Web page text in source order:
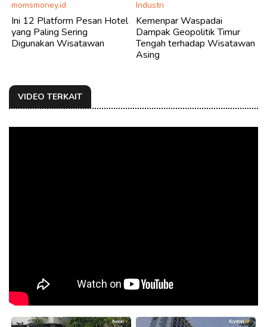
momsmoney.id
Ini 12 Platform Pesan Hotel
yang Paling Sering
Digunakan Wisatawan
Industri
Kemenpar Waspadai
Dampak Geopolitik Timur
Tengah terhadap Wisatawan
Asing
VIDEO TERKAIT